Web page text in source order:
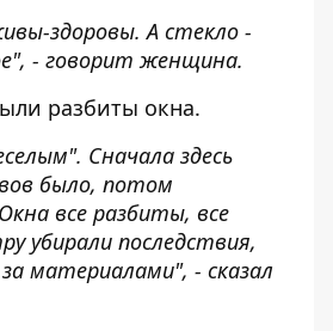
здоровы. А стекло -
- говорит женщина.
разбиты окна.
Сначала здесь
было, потом
все разбиты, все
убирали последствия,
материалами", - сказал